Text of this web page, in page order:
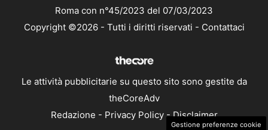
Roma con n°45/2023 del 07/03/2023
Copyright ©2026 - Tutti i diritti riservati - Contattaci
Le attività pubblicitarie su questo sito sono gestite da
theCoreAdv
Redazione - Privacy Policy-Disclaimer
Gestione preferenze cookie